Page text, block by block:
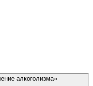
алкоголизма»